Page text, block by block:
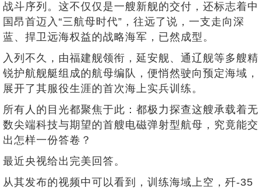
战斗序列。这不仅仅是一艘新舰的交付，还标志着中
国昂首迈入“三航母时代”，往远了说，一支走向深
蓝、捍卫远海权益的战略海军，已然成型。
入列不久，由福建舰领衔，延安舰、通辽舰等多艘精
锐护航舰艇组成的航母编队，便悄然驶向预定海域，
展开了其服役生涯的首次海上实兵训练。
所有人的目光都聚焦于此：都极力探查这艘承载着无
数尖端科技与期望的首艘电磁弹射型航母，究竟能交
出怎样一份答卷？
最近央视给出完美回答。
从其发布的视频中可以看到，训练海域上空，歼-35